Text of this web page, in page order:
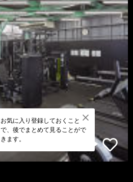
お気に入り登録しておくこと
で、後でまとめて見ることがで
きます。